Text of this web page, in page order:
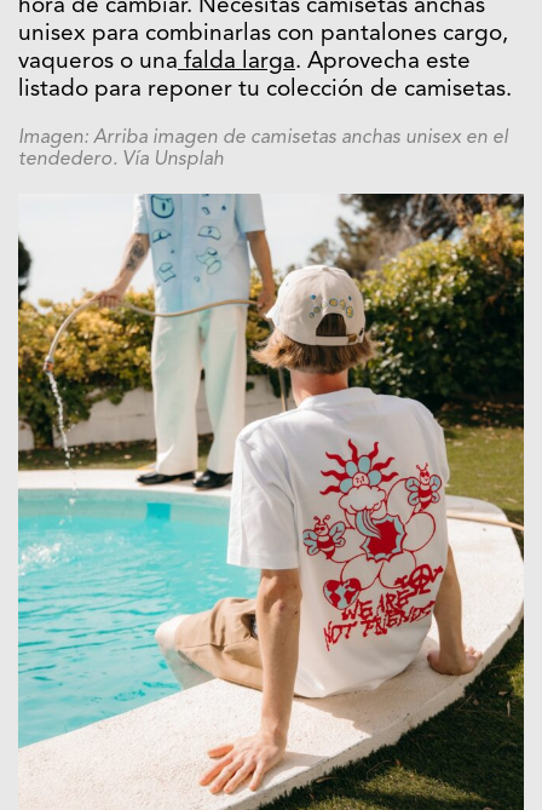
hora de cambiar. Necesitas camisetas anchas
unisex para combinarlas con pantalones cargo,
vaqueros o una falda larga. Aprovecha este
listado para reponer tu colección de camisetas.
Imagen: Arriba imagen de camisetas anchas unisex en el
tendedero. Vía Unsplah